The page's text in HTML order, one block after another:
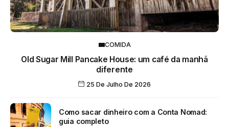
COMIDA
Old Sugar Mill Pancake House: um café da manhã
diferente
25 De Julho De 2026
Como sacar dinheiro com a Conta Nomad:
guia completo